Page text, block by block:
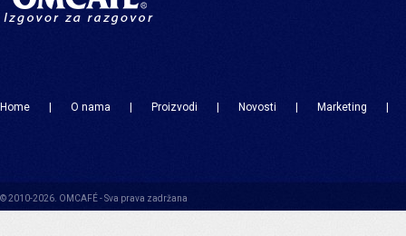
Home O nama Proizvodi Novosti Marketing
© 2010-2026. OMCAFÉ - Sva prava zadržana